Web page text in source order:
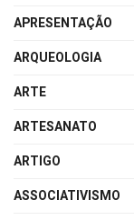
APRESENTAÇÃO
ARQUEOLOGIA
ARTE
ARTESANATO
ARTIGO
ASSOCIATIVISMO